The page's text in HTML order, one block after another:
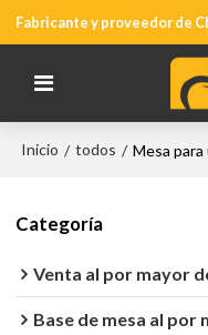
Fabricante y proveedor de
Inicio / todos / Mesa
Categoría
Venta al por mayor
Base de mesa al por